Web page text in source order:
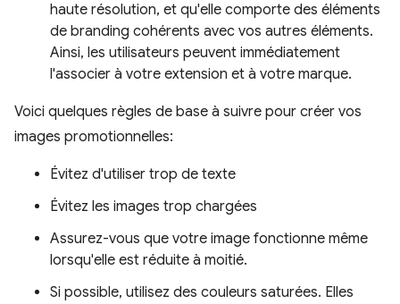
haute résolution, et qu'elle comporte des éléments
de branding cohérents avec vos autres éléments.
Ainsi, les utilisateurs peuvent immédiatement
l'associer à votre extension et à votre marque.
Voici quelques règles de base à suivre pour créer vos
images promotionnelles:
Évitez d'utiliser trop de texte
Évitez les images trop chargées
Assurez-vous que votre image fonctionne même
lorsqu'elle est réduite à moitié.
Si possible, utilisez des couleurs saturées. Elles